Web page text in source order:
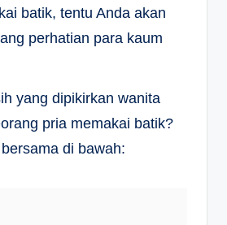
batik, tentu Anda akan
perhatian para kaum
yang dipikirkan wanita
pria memakai batik?
di bawah: